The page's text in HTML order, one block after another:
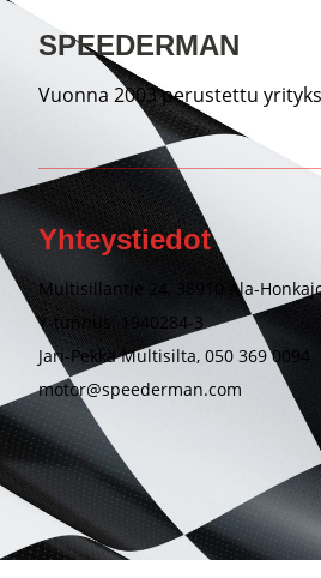
SPEEDERMAN
Vuonna 2003 perustettu
Yhteystiedot
Multisillantie 24, 38910 Ala-
Y-tunnus: 1940284-3
Jari-Pekka Multisilta, 050 369 0094
motor@speederman.com